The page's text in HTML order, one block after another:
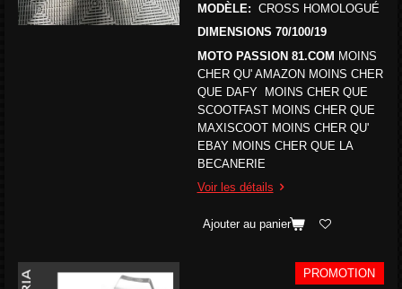
MODÈLE: CROSS HOMOLOGUÉ
DIMENSIONS 70/100/19
MOTO PASSION 81.COM MOINS
CHER QU' AMAZON MOINS CHER
QUE DAFY MOINS CHER QUE
SCOOTFAST MOINS CHER QUE
MAXISCOOT MOINS CHER QU'
EBAY MOINS CHER QUE LA
BECANERIE
Voir les détails
Ajouter au panier
PROMOTION